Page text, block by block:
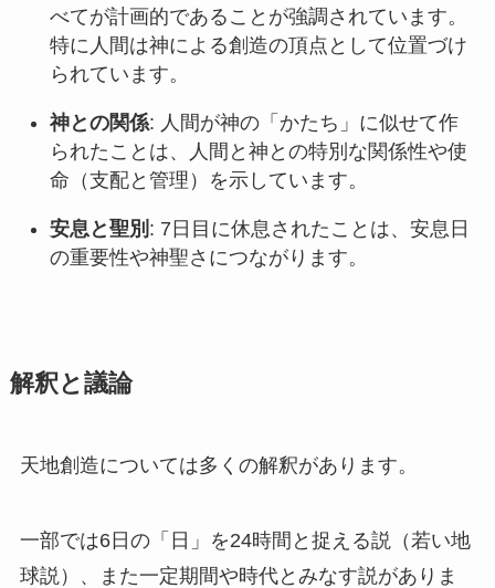
べてが計画的であることが強調されています。
特に人間は神による創造の頂点として位置づけ
られています。
神との関係: 人間が神の「かたち」に似せて作
られたことは、人間と神との特別な関係性や使
命（支配と管理）を示しています。
安息と聖別 : 7日目に休息されたことは、安息日
の重要性や神聖さにつながります。
解釈と議論
天地創造については多くの解釈があります。
一部では6日の「日」を24時間と捉える説（若い地
球説）、また一定期間や時代とみなす説がありま